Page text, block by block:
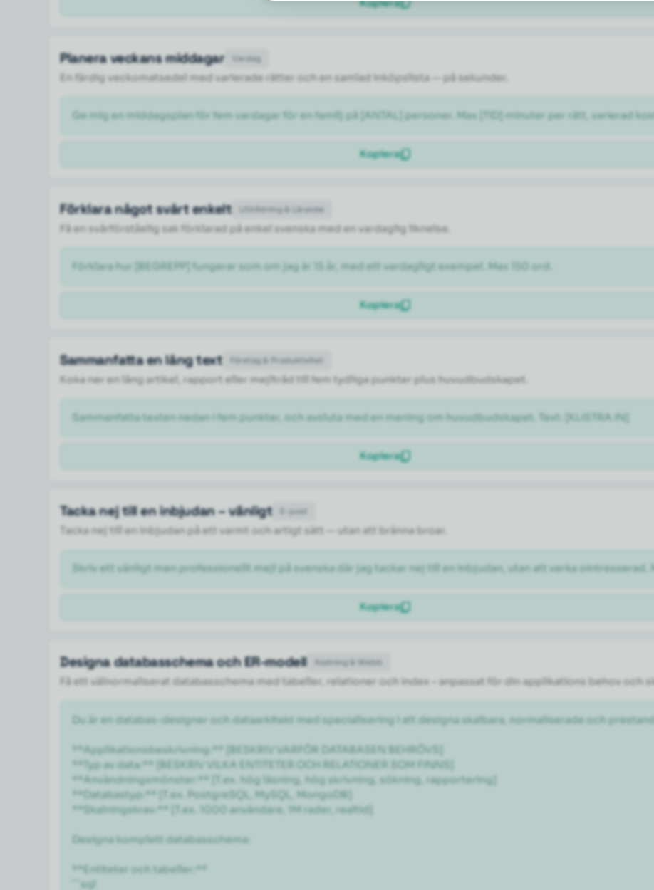
Kopiera
Vardag
Planera veckans middagar
En färdig veckomatsedel med varierade rätter och en samlad inköpslista — på sekunder.
Ge mig en middagsplan för fem vardagar för en familj på [ANTAL] personer. Max [TID] minuter per rätt, varierad
Kopiera
Utbildning & Lärande
Förklara något svårt enkelt
Få en svårförståelig sak förklarad på enkel svenska med en vardaglig liknelse.
Förklara hur [BEGREPP] fungerar som om jag är 15 år, med ett vardagligt exempel. Max 150 ord.
Kopiera
Företag & Produktivitet
Sammanfatta en lång text
Koka ner en lång artikel, rapport eller mejltråd till fem tydliga punkter plus huvudbudskapet.
Sammanfatta texten nedan i fem punkter, och avsluta med en mening om huvudbudskapet. Text: [KLISTRA IN]
Kopiera
E-post
Tacka nej till en inbjudan – vänligt
Tacka nej till en inbjudan på ett varmt och artigt sätt — utan att bränna broar.
Skriv ett vänligt men professionellt mejl på svenska där jag tackar nej till en inbjudan, utan att verka ointresserad.
Kopiera
Kodning & Webb
Designa databasschema och ER-modell
Få ett välnormaliserat databasschema med tabeller, relationer och index – anpassat för din applikations behov och
Du är en databas-designer och dataarkitekt med specialisering i att designa skalbara, normaliserade och
**Applikationsbeskrivning:** [BESKRIV VARFÖR DATABASEN BEHRÖVS]
**Typ av data:** [BESKRIV VILKA ENTITETER OCH RELATIONER SOM FINNS]
**Användningsmönster:** [T.ex. hög läsning, hög skrivning, sökning, rapportering]
**Databastyp:** [T.ex. PostgreSQL, MySQL, MongoDB]
**Skalningskrav:** [T.ex. 1000 användare, 1M rader, realtid]
Designa komplett databasschema:
**Entiteter och tabeller:**
```sql